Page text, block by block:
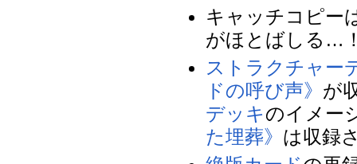
キャッチコピー
がほとばしる…
ストラクチャー
ドの呼び声》 が
デッキのイメー
た埋葬》 は収録